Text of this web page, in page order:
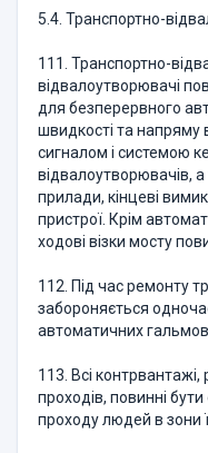
5.4. Транспортно-
111. Транспортно-
відвалоутворювачі
для безперервного
швидкості та напряму
сигналом і системою
відвалоутворювачів,
прилади, кінцеві
пристрої. Крім
ходові візки мосту
112. Під час ремонту
забороняється
автоматичних
113. Всі контрвантажі,
проходів, повинні
проходу людей в зони